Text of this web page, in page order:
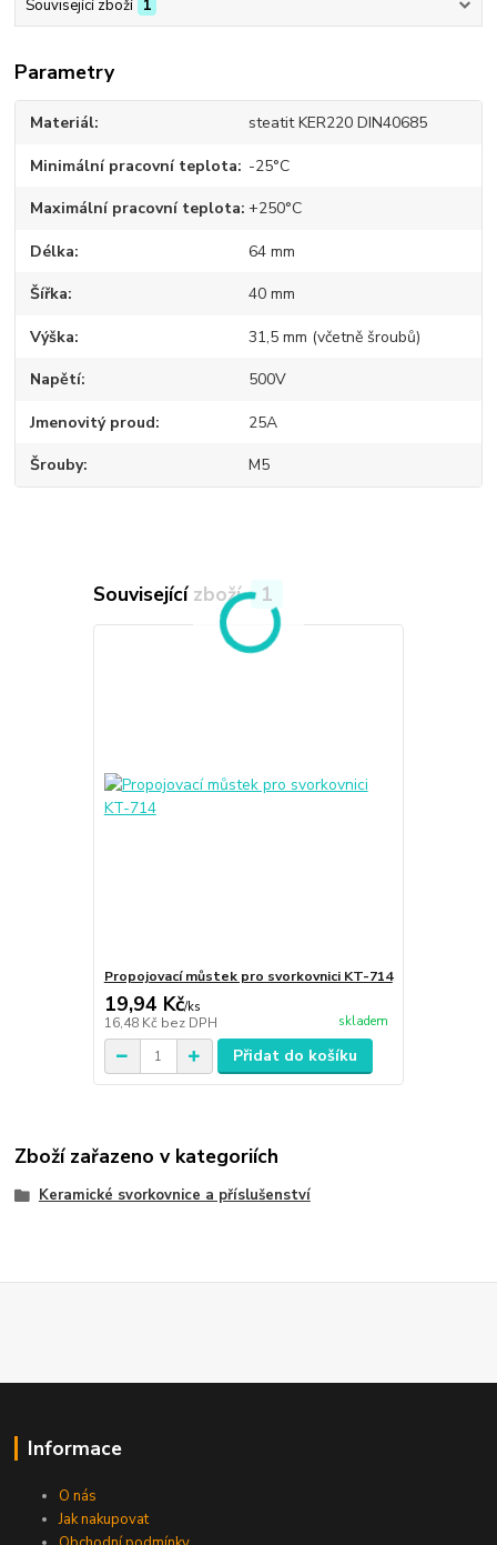
Související zboží 1
Parametry
Materiál steatit KER220 DIN40685
Minimální pracovní teplota -25°C
Maximální pracovní teplota +250°C
Délka 64 mm
Šířka 40 mm
Výška 31,5 mm (včetně šroubů)
Napětí 500V
Jmenovitý proud 25A
Šrouby M5
Související zboží 1
Propojovací můstek pro svorkovnici KT-714
19,94 Kč/ks
16,48 Kč bez DPH skladem
Přidat do košíku
Zboží zařazeno v kategoriích
Keramické svorkovnice a příslušenství
Informace
O nás
Jak nakupovat